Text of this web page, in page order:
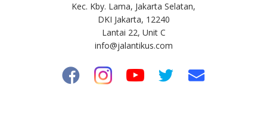
Kec. Kby. Lama, Jakarta Selatan,
DKI Jakarta, 12240
Lantai 22, Unit C
info@jalantikus.com